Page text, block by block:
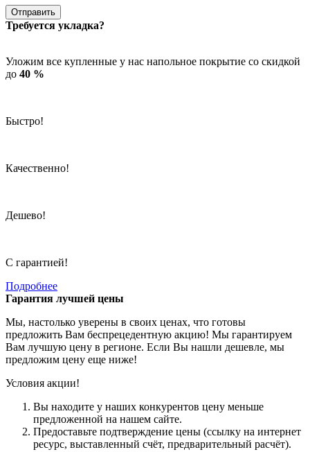
Отправить
Требуется укладка?
Уложим все купленные у нас напольное покрытие со скидкой
до 40 %
Быстро!
Качественно!
Дешево!
С гарантией!
Подробнее
Гарантия лучшей цены
Мы, настолько уверены в своих ценах, что готовы
предложить Вам беспрецедентную акцию! Мы гарантируем
Вам лучшую цену в регионе. Если Вы нашли дешевле, мы
предложим цену еще ниже!
Условия акции!
Вы находите у наших конкурентов цену меньше
предложенной на нашем сайте.
Предоставьте подтверждение цены (ссылку на интернет
ресурс, выставленный счёт, предварительный расчёт).